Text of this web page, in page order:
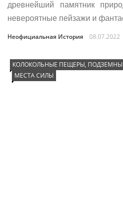
древнейший памятник
невероятные пейзажи и
Неофициальная История 08.07.2022
КОЛОКОЛЬНЫЕ ПЕЩЕРЫ,
МЕСТА СИЛЫ